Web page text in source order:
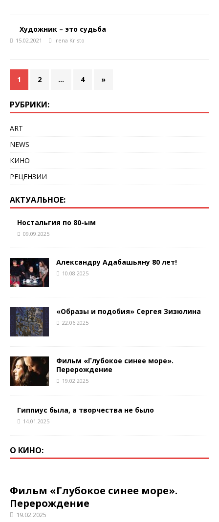
Художник – это судьба
15.02.2021 Irena Kristo
1 2 … 4 »
РУБРИКИ:
ART
NEWS
КИНО
РЕЦЕНЗИИ
АКТУАЛЬНОЕ:
Ностальгия по 80-ым
09.09.2025
Александру Адабашьяну 80 лет!
10.08.2025
«Образы и подобия» Сергея Зизюлина
22.06.2025
Фильм «Глубокое синее море».
Перерождение
19.02.2025
Гиппиус была, а творчества не было
14.01.2025
О КИНО:
Фильм «Глубокое синее море».
Перерождение
19.02.2025